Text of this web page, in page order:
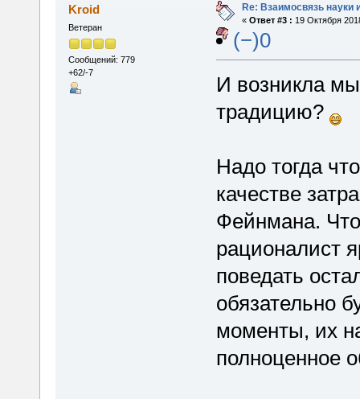
Kroid
Ветеран
Сообщений: 779
+62/-7
Re: Взаимосвязь науки
« Ответ #3 : 19 Октября
(−)0
И возникла
традицию?
Надо тогда
качестве
Фейнмана.
рационалист
поведать
обязательно
моменты, их
полноценное